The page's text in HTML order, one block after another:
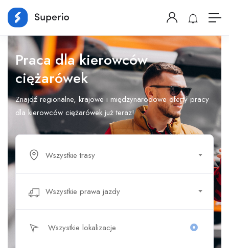
Praca dla kierowców
ciężarówek
Znajdź regionalne, krajowe i międzynarodowe oferty pracy
dla kierowców ciężarówek już teraz!
Wszystkie trasy
Wszystkie prawa jazdy